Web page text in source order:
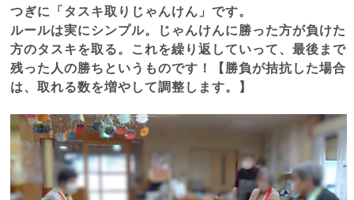
つぎに「タスキ取りじゃんけん」です。
ルールは実にシンプル。じゃんけんに勝った方が負けた
方のタスキを取る。これを繰り返していって、最後まで
残った人の勝ちというものです！【勝負が拮抗した場合
は、取れる数を増やして調整します。】